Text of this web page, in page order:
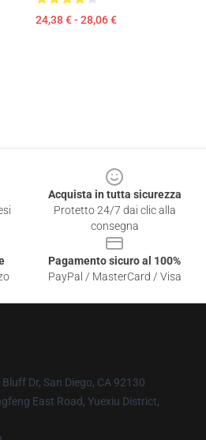
24,38 € - 28,06 €
Acquista in tutta sicurezza
Protetto 24/7 dai clic alla
consegna
Pagamento sicuro al 100%
PayPal / MasterCard / Visa
Dr, San Diego, CA 92130
East Road, Yuexiu District,